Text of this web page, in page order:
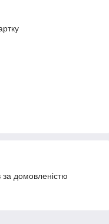
домовленістю